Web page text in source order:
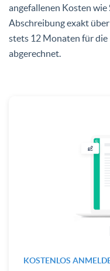
angefallenen Kosten wie
Abschreibung exakt
stets 12 Monaten für
abgerechnet.
KOSTENLOS